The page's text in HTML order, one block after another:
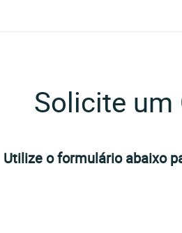
Solicite um
Utilize o formulário abaixo